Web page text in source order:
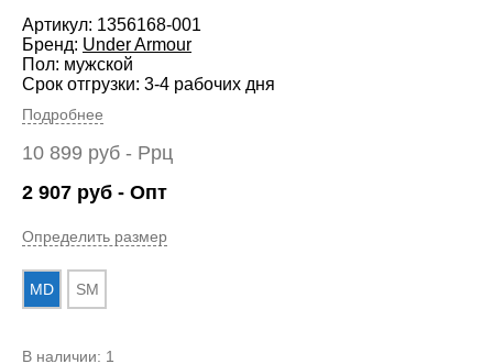
Артикул: 1356168-001
Бренд: Under Armour
Пол: мужской
Срок отгрузки: 3-4 рабочих дня
Подробнее
10 899 руб - Ррц
2 907 руб - Опт
Определить размер
MD SM
В наличии: 1